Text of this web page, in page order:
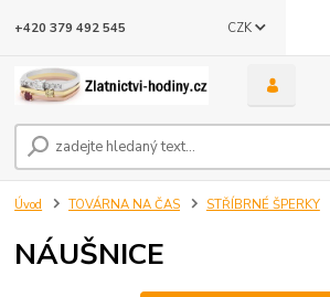
CZK
+420 379 492 545
Úvod TOVÁRNA NA ČAS STŘÍBRNÉ ŠPERKY
NÁUŠNICE